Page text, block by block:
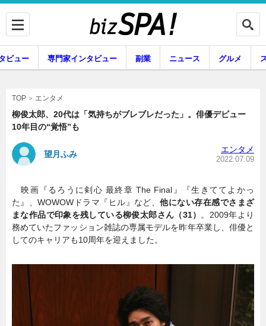
専門家インタビュー
副業 ニュース
グルメ
ビュー 専門家インタビュー 副業 ニュース グルメ
TOP エンタメ
柳俊太郎、20代は「気持ちがブレブレだった」。俳優デビュー
10年目の“覚悟”も
望月ふみ エンタメ
2022.07.09
映画『るろうに剣心 最終章 The Final』『生きててよかっ
た』、WOWOWドラマ『ヒル』など、他にない存在感でさまざ
まな作品で印象を残している柳俊太郎さん（31） 。2009年より
務めていたファッション雑誌の専属モデルを昨年卒業し、俳優と
してのキャリアも10周年を迎えました。